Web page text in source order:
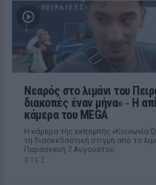
Νεαρός στο λιμάνι του
διακοπές έναν μήνα» ‑ Η
κάμερα του MEGA
Η κάμερα της εκπομπής «Κοινωνία
τη διασκεδαστική στιγμή από το
Παρασκευή 7 Αυγούστου.
ΧΤΕΣ